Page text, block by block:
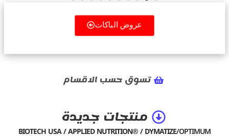
عروض الباكات
تسوق حسب الاقسام
منتجات جديدة
BIOTECH USA / APPLIED NUTRITION® / DYMATIZE/OPTIMUM